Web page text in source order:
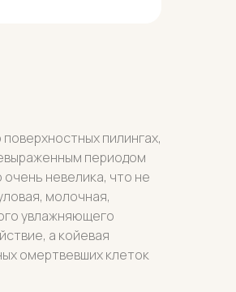
пилингах,
периодом
невелика, что не
молочная,
увлажняющего
а койевая
омертвевших клеток